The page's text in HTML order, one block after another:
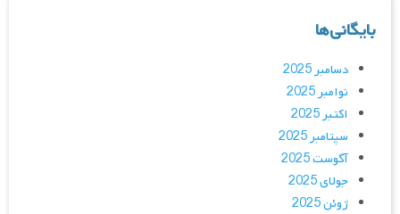
بایگانی‌ها
دسامبر 2025
نوامبر 2025
اکتبر 2025
سپتامبر 2025
آگوست 2025
جولای 2025
ژوئن 2025